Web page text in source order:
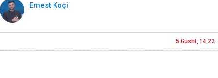
Ernest Koçi
5 Gusht, 14:22